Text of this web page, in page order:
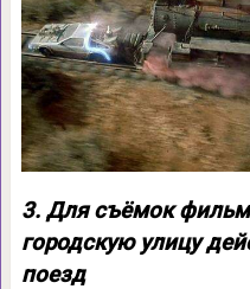
3. Для съёмок
городскую улицу
поезд